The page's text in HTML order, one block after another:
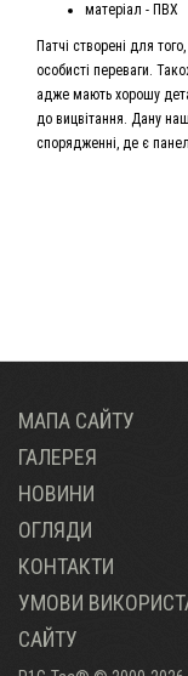
матеріал - ПВХ
Патчі створені для
особисті переваги.
адже мають хорошу
до вицвітання. Дану
спорядженні, де є
МАПА САЙТУ
ГАЛЕРЕЯ
НОВИНИ
ОГЛЯДИ
КОНТАКТИ
УМОВИ
САЙТУ